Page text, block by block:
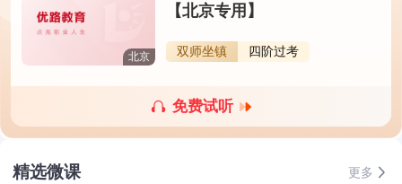
北京
【北京专用】
双师坐镇 四阶过考
免费试听
精选微课 更多